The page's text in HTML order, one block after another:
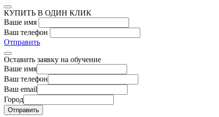
КУПИТЬ В ОДИН КЛИК
Ваше имя
Ваш телефон
Отправить
Оставить заявку на обучение
Ваше имя
Ваш телефон
Ваш email
Город